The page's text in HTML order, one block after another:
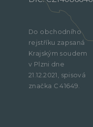
Do obchodního
rejstříku zapsaná
Krajským soudem
v Plzni dne
21.12.2021, spisová
značka C 41649.